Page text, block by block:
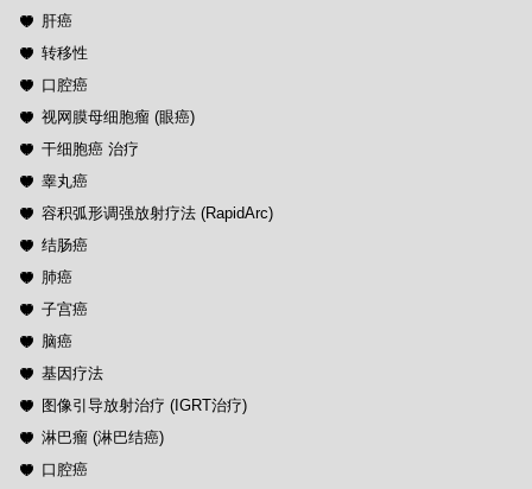
肝癌
转移性
口腔癌
视网膜母细胞瘤 (眼癌)
干细胞癌 治疗
睾丸癌
容积弧形调强放射疗法 (RapidArc)
结肠癌
肺癌
子宫癌
脑癌
基因疗法
图像引导放射治疗 (IGRT治疗)
淋巴瘤 (淋巴结癌)
口腔癌